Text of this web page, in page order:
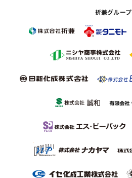
折兼グループ